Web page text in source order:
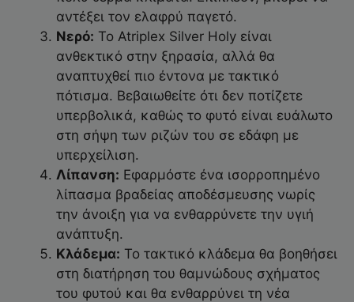
αντέξει τον ελαφρύ παγετό.
Νερό: Το Atriplex Silver Holy είναι
ανθεκτικό στην ξηρασία, αλλά θα
αναπτυχθεί πιο έντονα με τακτικό
πότισμα. Βεβαιωθείτε ότι δεν ποτίζετε
υπερβολικά, καθώς το φυτό είναι ευάλωτο
στη σήψη των ριζών του σε εδάφη με
υπερχείλιση.
Λίπανση: Εφαρμόστε ένα ισορροπημένο
λίπασμα βραδείας αποδέσμευσης νωρίς
την άνοιξη για να ενθαρρύνετε την υγιή
ανάπτυξη.
Κλάδεμα: Το τακτικό κλάδεμα θα βοηθήσει
στη διατήρηση του θαμνώδους σχήματος
του φυτού και θα ενθαρρύνει τη νέα